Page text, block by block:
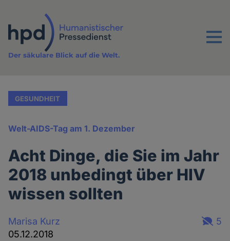
Inhalt
Menu
Der säkulare Blick auf die Welt.
GESUNDHEIT
Welt-AIDS-Tag am 1. Dezember
Acht Dinge, die Sie im Jahr
2018 unbedingt über HIV
wissen sollten
Marisa Kurz
05.12.2018
5